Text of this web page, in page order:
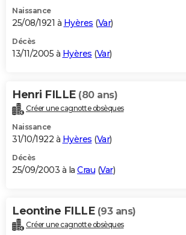
Naissance
25/08/1921 à Hyères (Var)
Décès
13/11/2005 à Hyères (Var)
Henri FILLE (80 ans)
Créer une cagnotte obsèques
Naissance
31/10/1922 à Hyères (Var)
Décès
25/09/2003 à la Crau (Var)
Leontine FILLE (93 ans)
Créer une cagnotte obsèques